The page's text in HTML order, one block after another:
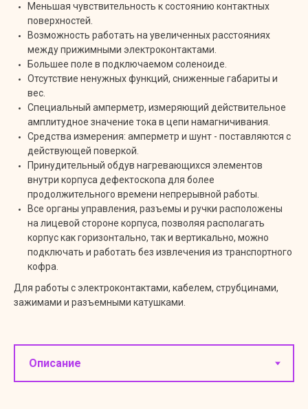
Меньшая чувствительность к состоянию контактных
поверхностей.
Возможность работать на увеличенных расстояниях
между прижимными электроконтактами.
Большее поле в подключаемом соленоиде.
Отсутствие ненужных функций, сниженные габариты и
вес.
Специальный амперметр, измеряющий действительное
амплитудное значение тока в цепи намагничивания.
Средства измерения: амперметр и шунт - поставляются с
действующей поверкой.
Принудительный обдув нагревающихся элементов
внутри корпуса дефектоскопа для более
продолжительного времени непрерывной работы.
Все органы управления, разъемы и ручки расположены
на лицевой стороне корпуса, позволяя располагать
корпус как горизонтально, так и вертикально, можно
подключать и работать без извлечения из транспортного
кофра.
Для работы с электроконтактами, кабелем, струбцинами,
зажимами и разъемными катушками.